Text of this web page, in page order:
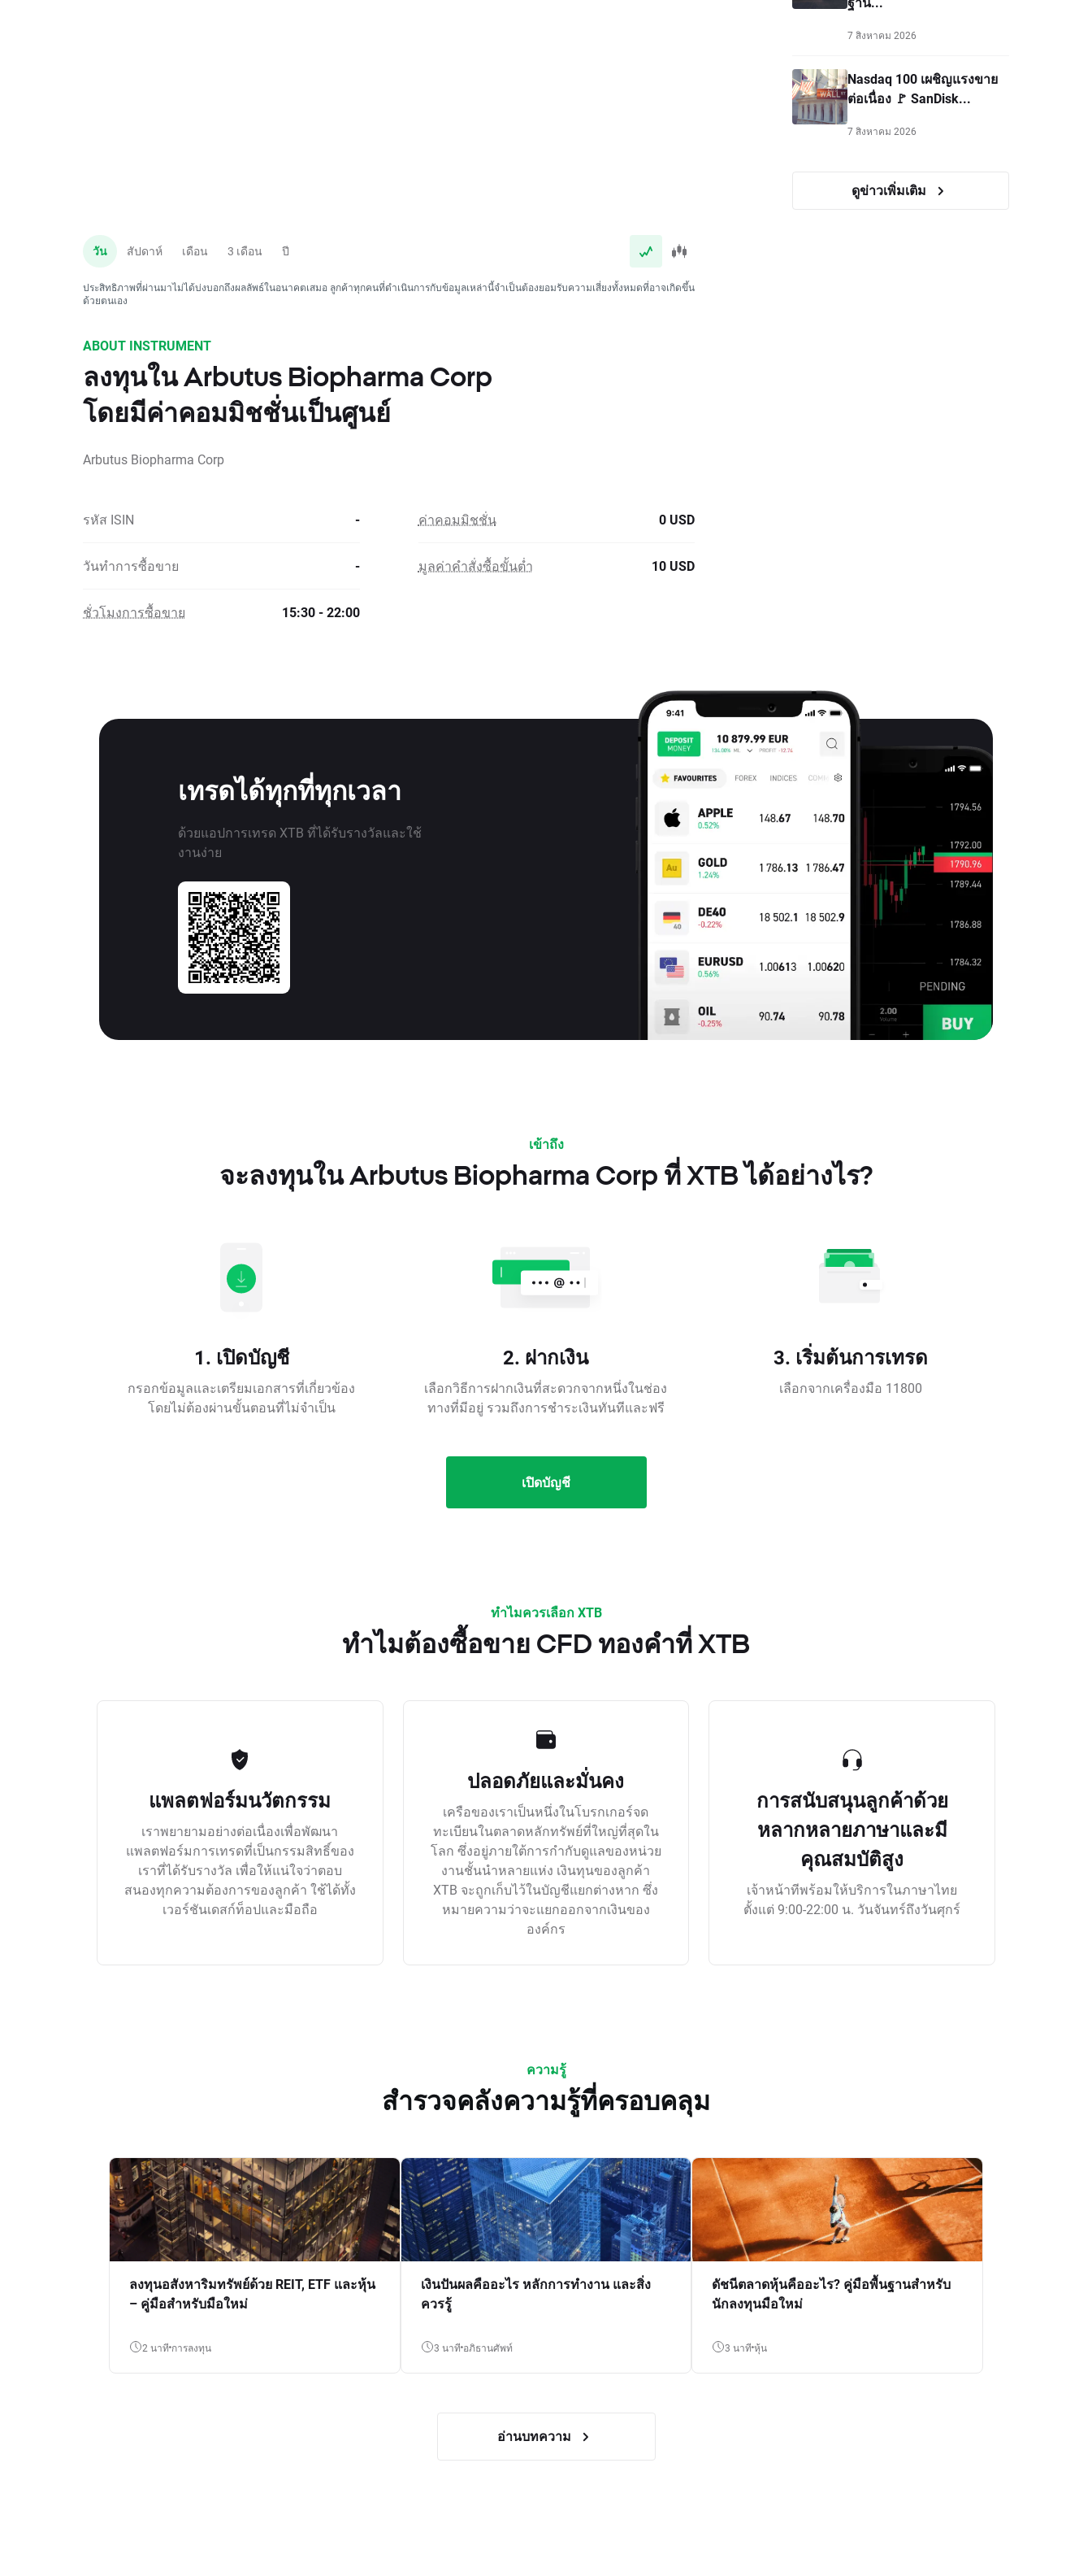
วัน สัปดาห์ เดือน 3 เดือน ปี
ประสิทธิภาพที่ผ่านมาไม่ได้บ่งบอกถึงผลลัพธ์ในอนาคตเสมอ ลูกค้าทุกคนที่ดำเนินการกับข้อมูลเหล่านี้จำเป็นต้องยอมรับความเสี่ยงทั้งหมดที่อาจเกิดขึ้น
ด้วยตนเอง
7 สิงหาคม 2026
Nasdaq 100 เผชิญแรงขาย
ต่อเนื่อง 🚩 SanDisk...
7 สิงหาคม 2026
ดูข่าวเพิ่มเติม
ABOUT INSTRUMENT
ลงทุนใน Arbutus Biopharma Corp
โดยมีค่าคอมมิชชั่นเป็นศูนย์
Arbutus Biopharma Corp
รหัส ISIN - ค่าคอมมิชชั่น 0 USD
วันทำการซื้อขาย - มูลค่าคำสั่งซื้อขั้นต่ำ 10 USD
ชั่วโมงการซื้อขาย 15:30 - 22:00
เทรดได้ทุกที่ทุกเวลา
ด้วยแอปการเทรด XTB ที่ได้รับรางวัลและใช้
งานง่าย
เข้าถึง
จะลงทุนใน Arbutus Biopharma Corp ที่ XTB ได้อย่างไร?
1. เปิดบัญชี
กรอกข้อมูลและเตรียมเอกสารที่เกี่ยวข้อง
โดยไม่ต้องผ่านขั้นตอนที่ไม่จำเป็น
2. ฝากเงิน
เลือกวิธีการฝากเงินที่สะดวกจากหนึ่งในช่อง
ทางที่มีอยู่ รวมถึงการชำระเงินทันทีและฟรี
3. เริ่มต้นการเทรด
เลือกจากเครื่องมือ 11800
เปิดบัญชี
ทำไมควรเลือก XTB
ทำไมต้องซื้อขาย CFD ทองคำที่ XTB
แพลตฟอร์มนวัตกรรม
เราพยายามอย่างต่อเนื่องเพื่อพัฒนา
แพลตฟอร์มการเทรดที่เป็นกรรมสิทธิ์ของ
เราที่ได้รับรางวัล เพื่อให้แน่ใจว่าตอบ
สนองทุกความต้องการของลูกค้า ใช้ได้ทั้ง
เวอร์ชันเดสก์ท็อปและมือถือ
ปลอดภัยและมั่นคง
เครือของเราเป็นหนึ่งในโบรกเกอร์จด
ทะเบียนในตลาดหลักทรัพย์ที่ใหญ่ที่สุดใน
โลก ซึ่งอยู่ภายใต้การกำกับดูแลของหน่วย
งานชั้นนำหลายแห่ง เงินทุนของลูกค้า
XTB จะถูกเก็บไว้ในบัญชีแยกต่างหาก ซึ่ง
หมายความว่าจะแยกออกจากเงินของ
องค์กร
การสนับสนุนลูกค้าด้วย
หลากหลายภาษาและมี
คุณสมบัติสูง
เจ้าหน้าทีพร้อมให้บริการในภาษาไทย
ตั้งแต่ 9:00-22:00 น. วันจันทร์ถึงวันศุกร์
ความรู้
สำรวจคลังความรู้ที่ครอบคลุม
ลงทุนอสังหาริมทรัพย์ด้วย REIT, ETF และหุ้น
– คู่มือสำหรับมือใหม่
2 นาที การลงทุน
เงินปันผลคืออะไร หลักการทำงาน และสิ่ง
ควรรู้
3 นาที อภิธานศัพท์
ดัชนีตลาดหุ้นคืออะไร? คู่มือพื้นฐานสำหรับ
นักลงทุนมือใหม่
3 นาที หุ้น
อ่านบทความ